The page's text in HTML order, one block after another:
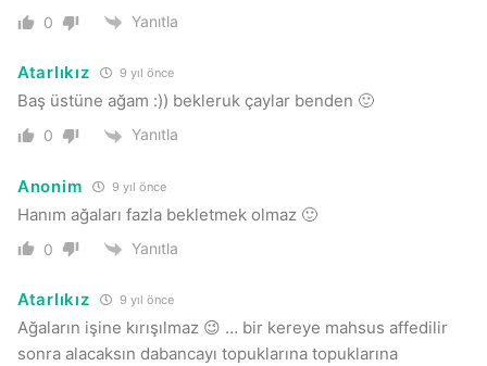
0 Yanıtla
Atarlıkız 9 yıl önce
Baş üstüne ağam :)) bekleruk çaylar benden 🙂
0 Yanıtla
Anonim 9 yıl önce
Hanım ağaları fazla bekletmek olmaz 🙂
0 Yanıtla
Atarlıkız 9 yıl önce
Ağaların işine kırışılmaz 😉 … bir kereye mahsus affedilir
sonra alacaksın dabancayı topuklarına topuklarına